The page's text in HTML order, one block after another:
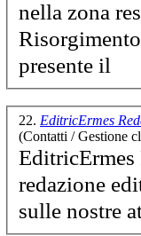
nella zona
presente il
22. EditricErmes
(Contatti / Gestione
EditricE
redazione
sulle nostre